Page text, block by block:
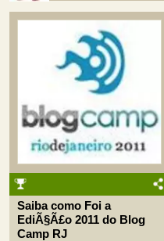
Saiba como Foi a
EdiÃ§Ã£o 2011 do Blog
Camp RJ